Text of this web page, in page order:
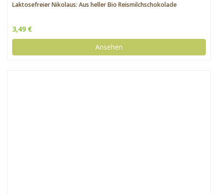
Laktosefreier Nikolaus: Aus heller Bio Reismilchschokolade
3,49 €
Ansehen